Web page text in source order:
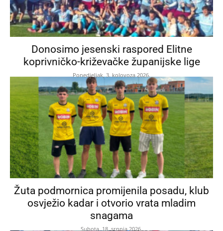
Donosimo jesenski raspored Elitne
koprivničko-križevačke županijske lige
Ponedjeljak, 3. kolovoza 2026.
Žuta podmornica promijenila posadu, klub
osvježio kadar i otvorio vrata mladim
snagama
Subota, 18. srpnja 2026.